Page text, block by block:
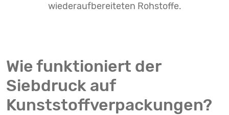
wiederaufbereiteten Rohstoffe.
Wie funktioniert der
Siebdruck auf
Kunststoffverpackungen?